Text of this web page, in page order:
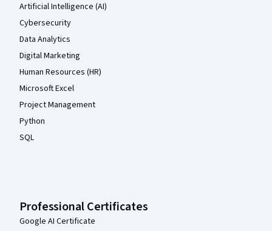
Artificial Intelligence (AI)
Cybersecurity
Data Analytics
Digital Marketing
Human Resources (HR)
Microsoft Excel
Project Management
Python
SQL
Professional Certificates
Google AI Certificate